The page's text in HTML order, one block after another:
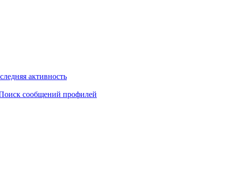
активность
сообщений профилей